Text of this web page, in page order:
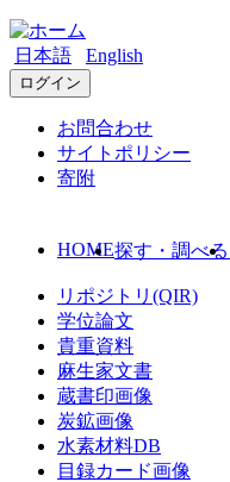
日本語 English
ログイン
お問合わせ
サイトポリシー
寄附
HOME探す・調べる
リポジトリ(QIR)
学位論文
貴重資料
麻生家文書
蔵書印画像
炭鉱画像
水素材料DB
目録カード画像